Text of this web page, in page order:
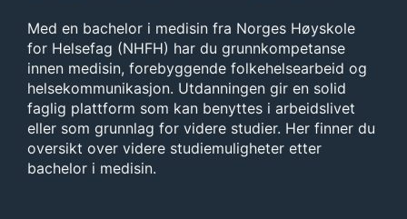
Med en bachelor i medisin fra Norges Høyskole
for Helsefag (NHFH) har du grunnkompetanse
innen medisin, forebyggende folkehelsearbeid og
helsekommunikasjon. Utdanningen gir en solid
faglig plattform som kan benyttes i arbeidslivet
eller som grunnlag for videre studier. Her finner du
oversikt over videre studiemuligheter etter
bachelor i medisin.